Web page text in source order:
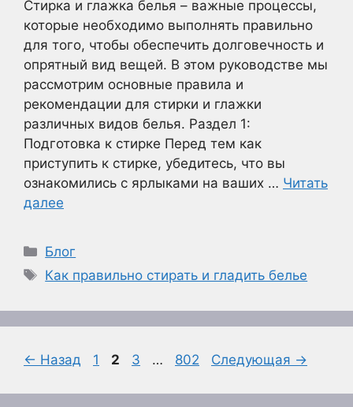
Стирка и глажка белья – важные процессы,
которые необходимо выполнять правильно
для того, чтобы обеспечить долговечность и
опрятный вид вещей. В этом руководстве мы
рассмотрим основные правила и
рекомендации для стирки и глажки
различных видов белья. Раздел 1:
Подготовка к стирке Перед тем как
приступить к стирке, убедитесь, что вы
ознакомились с ярлыками на ваших … Читать
далее
Рубрики
Блог
Метки
Как правильно стирать и гладить белье
← Назад Страница
1 Страница
2 Страница
3 … Страница
802 Следующая →